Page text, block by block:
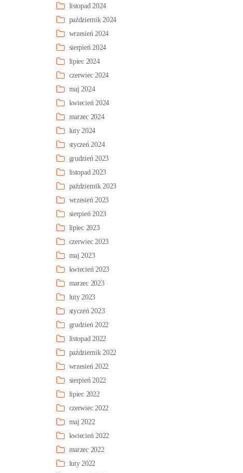
listopad 2024
październik 2024
wrzesień 2024
sierpień 2024
lipiec 2024
czerwiec 2024
maj 2024
kwiecień 2024
marzec 2024
luty 2024
styczeń 2024
grudzień 2023
listopad 2023
październik 2023
wrzesień 2023
sierpień 2023
lipiec 2023
czerwiec 2023
maj 2023
kwiecień 2023
marzec 2023
luty 2023
styczeń 2023
grudzień 2022
listopad 2022
październik 2022
wrzesień 2022
sierpień 2022
lipiec 2022
czerwiec 2022
maj 2022
kwiecień 2022
marzec 2022
luty 2022